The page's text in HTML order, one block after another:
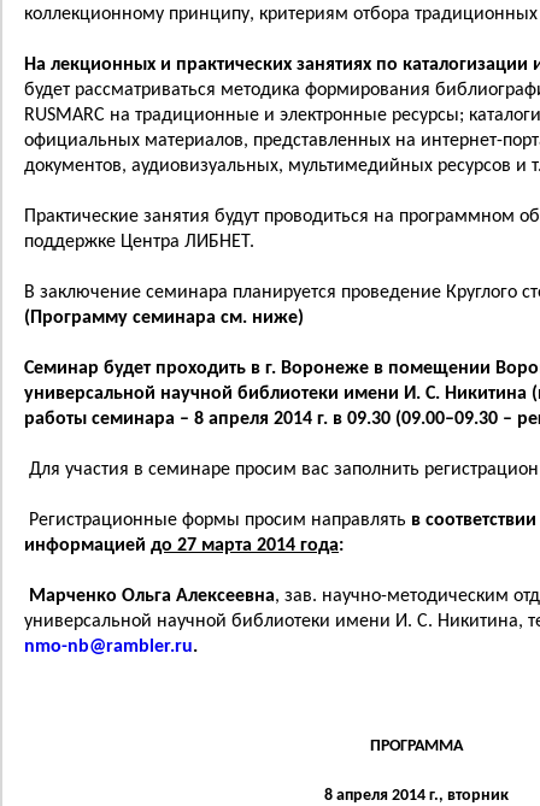
коллекционному принципу, критериям отбора
На лекционных и практических занятиях по
будет рассматриваться методика формирования
RUSMARC на традиционные и электронные ресурсы;
официальных материалов, представленных на интернет-
документов, аудиовизуальных, мультимедийных ресурсов и
Практические занятия будут проводиться на программном
поддержке Центра ЛИБНЕТ.
В заключение семинара планируется проведение Круглого
(Программу семинара см. ниже)
Семинар будет проходить в г. Воронеже в помещении
универсальной научной библиотеки имени И. С. Никитина
работы семинара – 8 апреля 2014 г. в 09.30 (09.00–09.30 –
Для участия в семинаре просим вас заполнить
Регистрационные формы просим направлять в
информацией до 27 марта 2014 года:
Марченко Ольга Алексеевна, зав. научно-методическим
универсальной научной библиотеки имени И. С. Никитина,
nmo-nb@rambler.ru.
ПРОГРАММА
8 апреля 2014 г., вторник